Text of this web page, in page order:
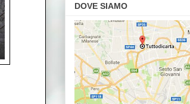
DOVE SIAMO